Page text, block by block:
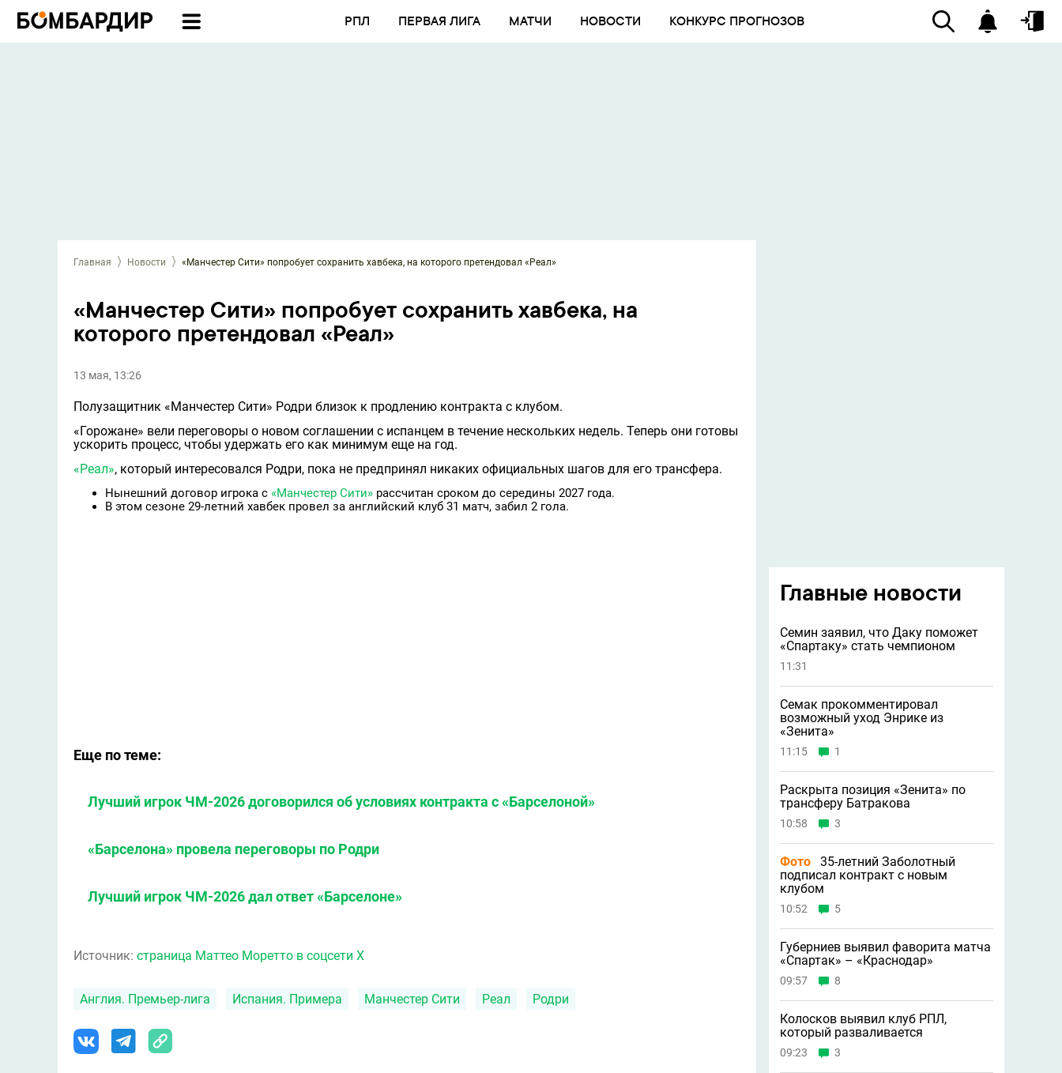
РПЛ ПЕРВАЯ ЛИГА МАТЧИ НОВОСТИ КОНКУРС ПРОГНОЗОВ
Главная Новости «Манчестер Сити» попробует сохранить хавбека, на которого претендовал «Реал»
«Манчестер Сити» попробует сохранить хавбека, на
которого претендовал «Реал»
13 мая, 13:26
Полузащитник «Манчестер Сити» Родри близок к продлению контракта с клубом.
«Горожане» вели переговоры о новом соглашении с испанцем в течение нескольких недель. Теперь они готовы
ускорить процесс, чтобы удержать его как минимум еще на год.
«Реал», который интересовался Родри, пока не предпринял никаких официальных шагов для его трансфера.
Нынешний договор игрока с «Манчестер Сити» рассчитан сроком до середины 2027 года.
В этом сезоне 29-летний хавбек провел за английский клуб 31 матч, забил 2 гола.
Еще по теме:
Лучший игрок ЧМ-2026 договорился об условиях контракта с «Барселоной»
«Барселона» провела переговоры по Родри
Лучший игрок ЧМ-2026 дал ответ «Барселоне»
Источник: страница Маттео Моретто в соцсети X
Англия. Премьер-лига Испания. Примера Манчестер Сити Реал Родри
Главные новости
Семин заявил, что Даку поможет
«Спартаку» стать чемпионом
11:31
Семак прокомментировал
возможный уход Энрике из
«Зенита»
11:15 1
Раскрыта позиция «Зенита» по
трансферу Батракова
10:58 3
Фото
35-летний Заболотный
подписал контракт с новым
клубом
10:52 5
Губерниев выявил фаворита матча
«Спартак» – «Краснодар»
09:57 8
Колосков выявил клуб РПЛ,
который разваливается
09:23 3